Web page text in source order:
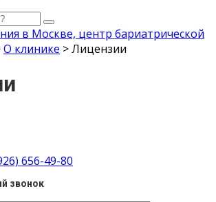
в Москве, центр бариатрической
О клинике >Лицензии
656-49-80
звонок